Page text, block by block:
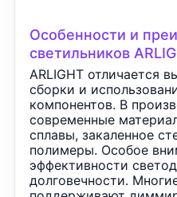
Особенности и
светильников
ARLIGHT отличается
сборки и
компонентов. В
современные
сплавы, закаленное
полимеры. Особое
эффективности
долговечности.